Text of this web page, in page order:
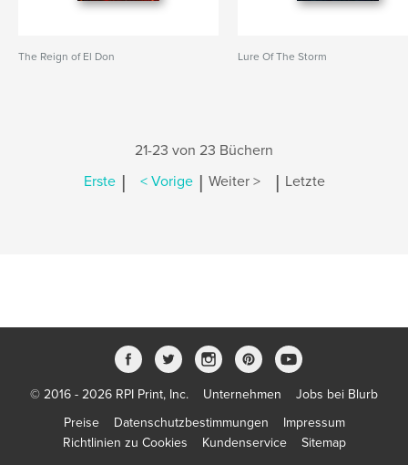
The Reign of El Don Lure Of The Storm
21-23 von 23 Büchern
Erste | < Vorige | Weiter > | Letzte
© 2016 - 2026 RPI Print, Inc. Unternehmen
Jobs bei Blurb
Preise
Datenschutzbestimmungen
Impressum
Richtlinien zu Cookies
Kundenservice Sitemap